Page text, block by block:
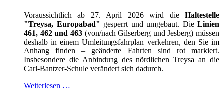
Voraussichtlich ab 27. April 2026 wird die Haltestelle
"Treysa, Europabad" gesperrt und umgebaut. DieLinien
461, 462 und 463(von/nach Gilserberg und Jesberg) müssen
deshalb in einem Umleitungsfahrplan verkehren, den Sie im
Anhang finden – geänderte Fahrten sind rot markiert.
Insbesondere die Anbindung des nördlichen Treysa an die
Carl-Bantzer-Schule verändert sich dadurch.
Weiterlesen …